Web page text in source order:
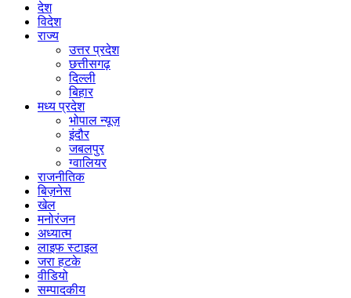
देश
विदेश
राज्य
उत्तर प्रदेश
छत्तीसगढ़
दिल्ली
बिहार
मध्य प्रदेश
भोपाल न्यूज़
इंदौर
जबलपुर
ग्वालियर
राजनीतिक
बिज़नेस
खेल
मनोरंजन
अध्यात्म
लाइफ स्टाइल
जरा हटके
वीडियो
सम्पादकीय